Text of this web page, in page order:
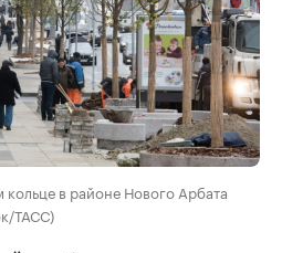
в районе Нового Арбата
ТАСС)